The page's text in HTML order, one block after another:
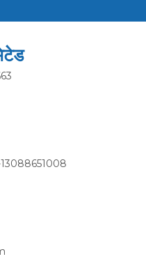
13088651008